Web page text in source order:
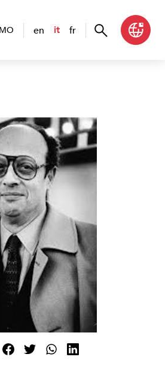
en it fr